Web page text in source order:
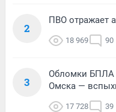
2
ПВО отражает
18 969 90
3
Обломки БПЛА
Омска —
17 728 39